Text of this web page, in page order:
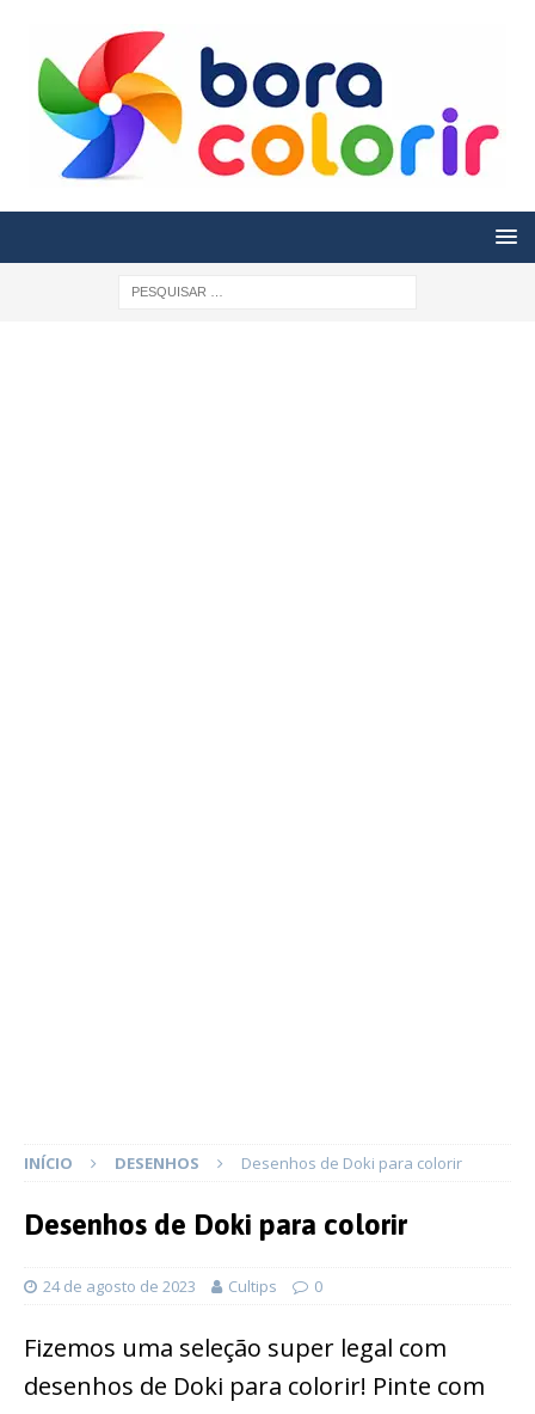
INÍCIO DESENHOS Desenhos de Doki para colorir
Desenhos de Doki para colorir
24 de agosto de 2023 Cultips 0
Fizemos uma seleção super legal com
desenhos de Doki para colorir! Pinte com